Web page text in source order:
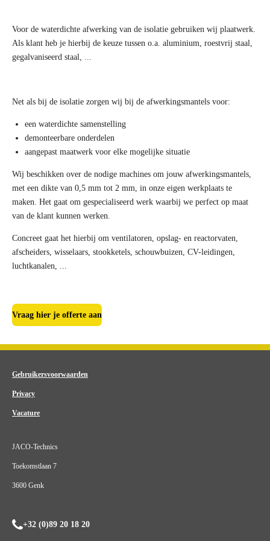
Voor de waterdichte afwerking van de isolatie gebruiken wij plaatwerk.
Als klant heb je hierbij de keuze tussen o.a. aluminium, roestvrij staal,
gegalvaniseerd staal, ...
Net als bij de isolatie zorgen wij bij de afwerkingsmantels voor:
een waterdichte samenstelling
demonteerbare onderdelen
aangepast maatwerk voor elke mogelijke situatie
Wij beschikken over de nodige machines om jouw afwerkingsmantels,
met een dikte van 0,5 mm tot 2 mm, in onze eigen werkplaats te
maken. Het gaat om gespecialiseerd werk waarbij we perfect op maat
van de klant kunnen werken.
Concreet gaat het hierbij om ventilatoren, opslag- en reactorvaten,
afscheiders, wisselaars, stookketels, schouwbuizen, CV-leidingen,
luchtkanalen, ...
Vraag hier je offerte aan
Gebruikersvoorwaarden
Privacy
Vacature
JACO-Technics
Toekomstlaan 7
3600 Genk
+32 (0)89 20 18 20